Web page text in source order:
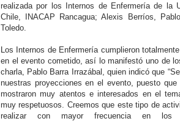
realizada por los Internos de Enfermería de la
Chile, INACAP Rancagua; Alexis Berríos,
Toledo.
Los Internos de Enfermería cumplieron
en el evento cometido, así lo manifestó uno de
charla, Pablo Barra Irrazábal, quien indicó que
nuestras proyecciones en el evento, puesto
mostraron muy atentos e interesados en el
muy respetuosos. Creemos que este tipo de
realizar con mayor frecuencia en los